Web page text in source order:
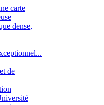
carte
dense,
de